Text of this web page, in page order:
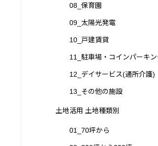
08_保育園
09_太陽光発電
10_戸建賃貸
11_駐車場・コインパーキ
12_デイサービス(通所介護)
13_その他の施設
土地活用 土地種類別
01_70坪から